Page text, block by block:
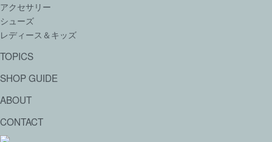
アクセサリー
シューズ
レディース＆キッズ
TOPICS
SHOP GUIDE
ABOUT
CONTACT